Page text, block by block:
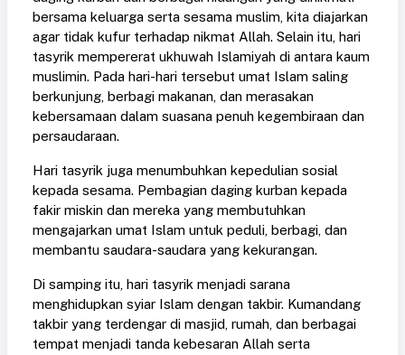
bersama keluarga serta sesama muslim, kita diajarkan
agar tidak kufur terhadap nikmat Allah. Selain itu, hari
tasyrik mempererat ukhuwah Islamiyah di antara kaum
muslimin. Pada hari-hari tersebut umat Islam saling
berkunjung, berbagi makanan, dan merasakan
kebersamaan dalam suasana penuh kegembiraan dan
persaudaraan.
Hari tasyrik juga menumbuhkan kepedulian sosial
kepada sesama. Pembagian daging kurban kepada
fakir miskin dan mereka yang membutuhkan
mengajarkan umat Islam untuk peduli, berbagi, dan
membantu saudara-saudara yang kekurangan.
Di samping itu, hari tasyrik menjadi sarana
menghidupkan syiar Islam dengan takbir. Kumandang
takbir yang terdengar di masjid, rumah, dan berbagai
tempat menjadi tanda kebesaran Allah serta